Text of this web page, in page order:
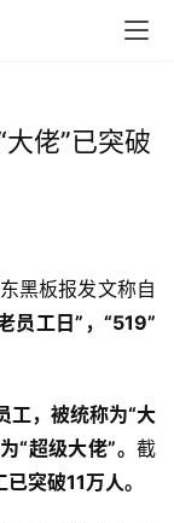
佬”已突破
黑板报发文称自
员工日”，“519”
工，被统称为“大
“超级大佬”。 截
突破11万人。